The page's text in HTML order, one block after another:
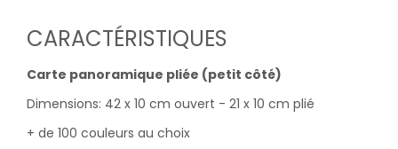
CARACTÉRISTIQUES
Carte panoramique pliée (petit côté)
Dimensions: 42 x 10 cm ouvert - 21 x 10 cm plié
+ de 100 couleurs au choix